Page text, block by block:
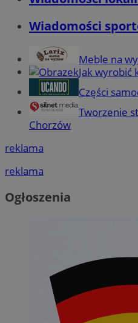
Wiadomości
Meble na
Jak wyrobić
Części
Tworzenie
Chorzów
reklama
reklama
Ogłoszenia